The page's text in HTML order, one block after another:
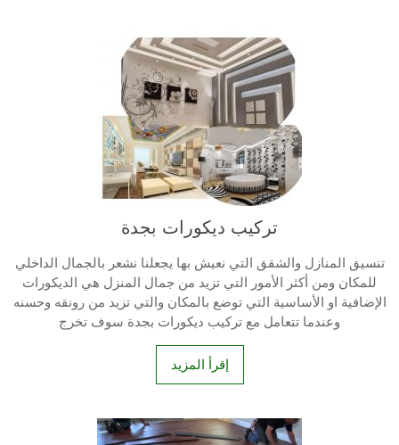
تركيب ديكورات بجدة
تنسيق المنازل والشقق التي نعيش بها يجعلنا نشعر بالجمال الداخلي
للمكان ومن أكثر الأمور التي تزيد من جمال المنزل هي الديكورات
الإضافية او الأساسية التي توضع بالمكان والتي تزيد من رونقه وحسنه
وعندما تتعامل مع تركيب ديكورات بجدة سوف تخرج
إقرأ المزيد